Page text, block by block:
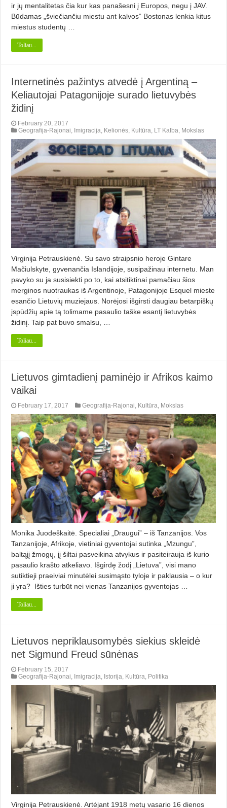
ir jų mentalitetas čia kur kas panašesni į Europos, negu į JAV.
Būdamas „šviečiančiu miestu ant kalvos” Bostonas lenkia kitus
miestus studentų …
Toliau...
Internetinės pažintys atvedė į Argentiną –
Keliautojai Patagonijoje surado lietuvybės
židinį
February 20, 2017
Geografija-Rajonai, Imigracija, Kelionės, Kultūra, LT Kalba, Mokslas
Virginija Petrauskienė. Su savo straipsnio heroje Gintare
Mačiulskyte, gyvenančia Islandijoje, susipažinau internetu. Man
pavyko su ja susisiekti po to, kai atsitiktinai pamačiau šios
merginos nuotraukas iš Argentinoje, Patagonijoje Esquel mieste
esančio Lietuvių muziejaus. Norėjosi išgirsti daugiau betarpiškų
įspūdžių apie tą tolimame pasaulio taške esantį lietuvybės
židinį. Taip pat buvo smalsu, …
Toliau...
Lietuvos gimtadienį paminėjo ir Afrikos kaimo
vaikai
February 17, 2017 Geografija-Rajonai Kultūra Mokslas
Monika Juodeškaitė. Specialiai „Draugui” – iš Tanzanijos. Vos
Tanzanijoje, Afrikoje, vietiniai gyventojai sutinka „Mzungu”,
baltąjį žmogų, jį šiltai pasveikina atvykus ir pasiteirauja iš kurio
pasaulio krašto atkeliavo. Išgirdę žodį „Lietuva”, visi mano
sutiktieji praeiviai minutėlei susimąsto tyloje ir paklausia – o kur
ji yra? Išties turbūt nei vienas Tanzanijos gyventojas …
Toliau...
Lietuvos nepriklausomybės siekius skleidė
net Sigmund Freud sūnėnas
February 15, 2017
Geografija-Rajonai, Imigracija, Istorija, Kultūra, Politika
Virginija Petrauskienė. Artėjant 1918 metų vasario 16 dienos